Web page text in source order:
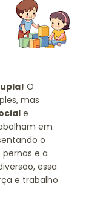
O
mas
e
em
o
e a
essa
e trabalho